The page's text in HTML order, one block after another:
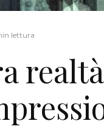
lettura